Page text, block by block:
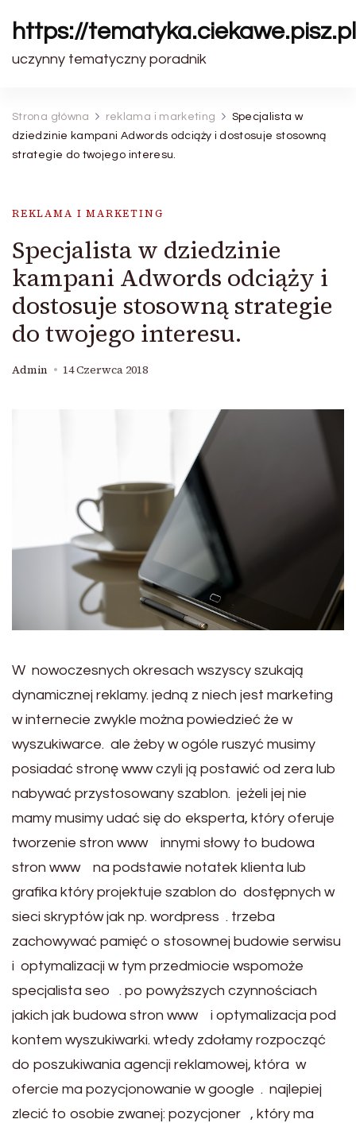
https://tematyka.ciekawe.pisz.pl
uczynny tematyczny poradnik
Strona główna reklama i marketing
Specjalista w
dziedzinie kampani Adwords odciąży i dostosuje stosowną
strategie do twojego interesu.
REKLAMA I MARKETING
Specjalista w dziedzinie
kampani Adwords odciąży i
dostosuje stosowną strategie
do twojego interesu.
Admin 14 Czerwca 2018
W nowoczesnych okresach wszyscy szukają
dynamicznej reklamy. jedną z niech jest marketing
w internecie zwykle można powiedzieć że w
wyszukiwarce. ale żeby w ogóle ruszyć musimy
posiadać stronę www czyli ją postawić od zera lub
nabywać przystosowany szablon. jeżeli jej nie
mamy musimy udać się do eksperta, który oferuje
tworzenie stron www innymi słowy to budowa
stron www na podstawie notatek klienta lub
grafika który projektuje szablon do dostępnych w
sieci skryptów jak np. wordpress . trzeba
zachowywać pamięć o stosownej budowie serwisu
i optymalizacji w tym przedmiocie wspomoże
specjalista seo . po powyższych czynnościach
jakich jak budowa stron www i optymalizacja pod
kontem wyszukiwarki. wtedy zdołamy rozpocząć
do poszukiwania agencji reklamowej, która w
ofercie ma pozycjonowanie w google . najlepiej
zlecić to osobie zwanej: pozycjoner , który ma